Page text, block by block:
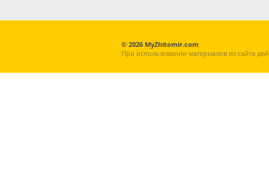
© 2026 MyZhitomir.com
При использовании материалов из сайта